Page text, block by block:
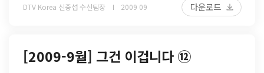
DTV Korea 신중섭 수신팀장 2009 09 다운로드
[2009-9월] 그건 이겁니다 ⑫